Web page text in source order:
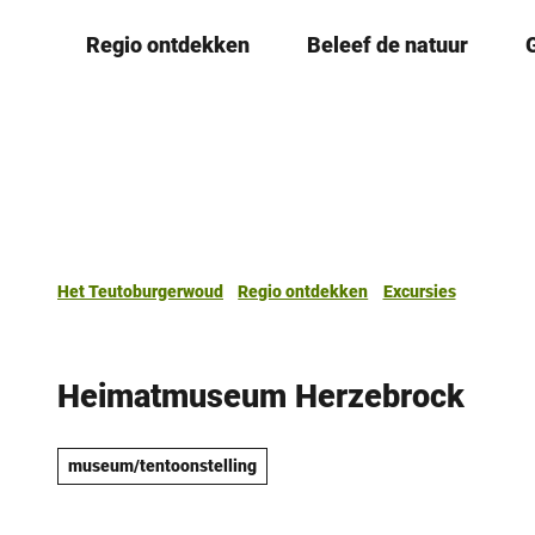
Regio ontdekken Beleef de natuur
Het Teutoburgerwoud Regio ontdekken Excursies
Heimatmuseum Herzebrock
museum/tentoonstelling